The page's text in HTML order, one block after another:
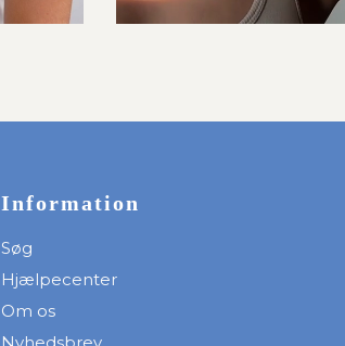
Information
Søg
Hjælpecenter
Om os